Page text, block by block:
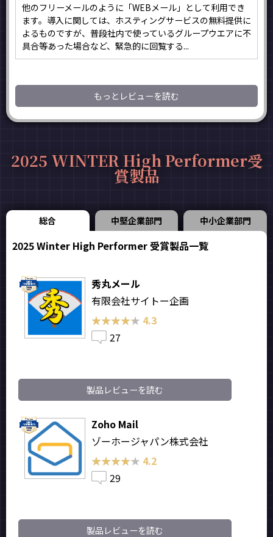
他のフリーメールのように「WEBメール」として利用でき
ます。導入に関しては、ホスティングサービスの無料提供に
よるものですが、普段社内で使っているグループウエアに不
具合等あった場合など、緊急的に回覧する...
もっとレビューを読む
2025 WINTER High Performer受
賞製品
総合 中堅企業部門 中小企業部門
2025 Winter High Performer 受賞製品一覧
秀丸メール
有限会社サイトー企画
★★★★★
★★★★★ 4.3
27
製品レビューを読む
Zoho Mail
ゾーホージャパン株式会社
★★★★★
★★★★★ 4.2
29
製品レビューを読む